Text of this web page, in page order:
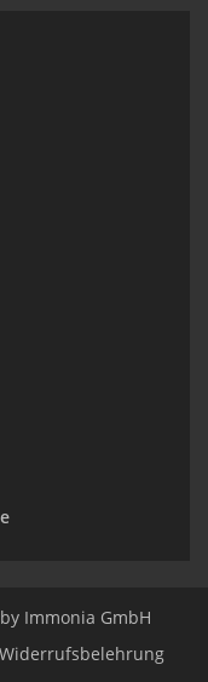
Immonia GmbH
Widerrufsbelehrung